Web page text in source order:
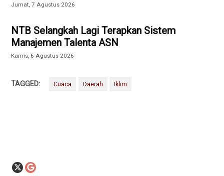
Jumat, 7 Agustus 2026
NTB Selangkah Lagi Terapkan Sistem
Manajemen Talenta ASN
Kamis, 6 Agustus 2026
TAGGED: Cuaca Daerah Iklim